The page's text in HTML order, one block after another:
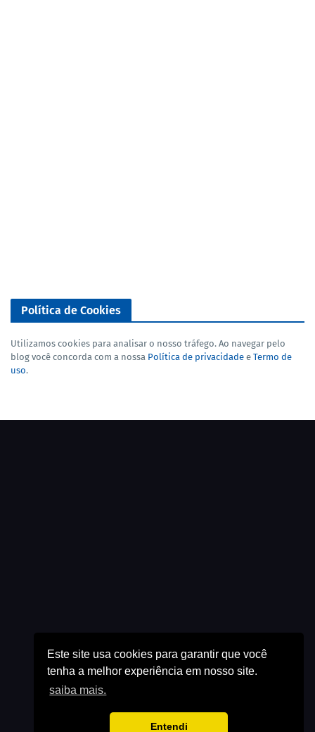
Este site usa cookies para garantir que você
tenha a melhor experiência em nosso site.
saiba mais.
Entendi
Política de Cookies
Utilizamos cookies para analisar o nosso tráfego. Ao navegar pelo
blog você concorda com a nossa Política de privacidade e Termo de
uso.